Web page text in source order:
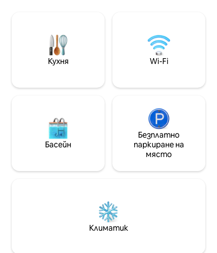
хотел W и само на няколко стъпала
от JK, Faria Lima. Идеален за
ръководители и пътници, които
търсят комфорт, добро
стандарти.
* 10 минути SPExpo * Летище
CG * 25 минути
CEIC Itaú средно
Кухня Wi-Fi
Басейн
Безплатно
паркиране на
място
Климатик